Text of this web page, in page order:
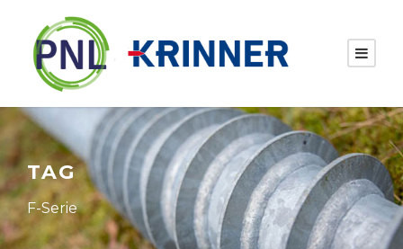
TAG
F-Serie